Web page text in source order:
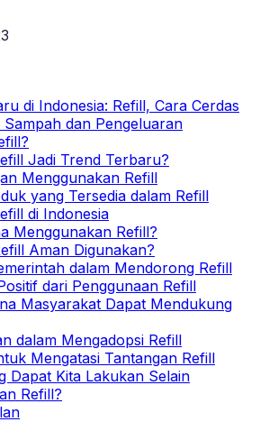
di Indonesia: Refill, Cara Cerdas
dan Pengeluaran
Jadi Trend Terbaru?
Menggunakan Refill
yang Tersedia dalam Refill
di Indonesia
Menggunakan Refill?
Aman Digunakan?
dalam Mendorong Refill
dari Penggunaan Refill
Masyarakat Dapat Mendukung
dalam Mengadopsi Refill
Mengatasi Tantangan Refill
Dapat Kita Lakukan Selain
Refill?